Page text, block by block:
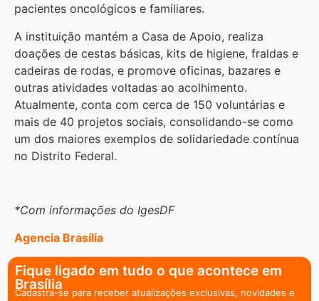
pacientes oncológicos e familiares.
A instituição mantém a Casa de Apoio, realiza
doações de cestas básicas, kits de higiene, fraldas e
cadeiras de rodas, e promove oficinas, bazares e
outras atividades voltadas ao acolhimento.
Atualmente, conta com cerca de 150 voluntárias e
mais de 40 projetos sociais, consolidando-se como
um dos maiores exemplos de solidariedade contínua
no Distrito Federal.
*Com informações do IgesDF
Agencia Brasília
Fique ligado em tudo o que acontece em
Brasília
Cadastra-se para receber atualizações exclusivas, novidades e